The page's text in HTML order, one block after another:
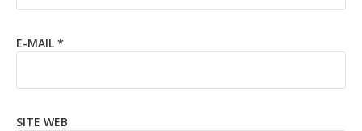
E-MAIL *
SITE WEB